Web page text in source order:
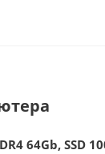
64Gb, SSD